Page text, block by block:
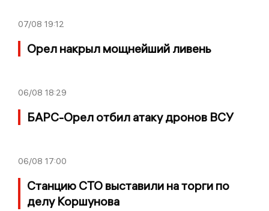
07/08 19:12
Орел накрыл мощнейший ливень
06/08 18:29
БАРС-Орел отбил атаку дронов ВСУ
06/08 17:00
Станцию СТО выставили на торги по
делу Коршунова